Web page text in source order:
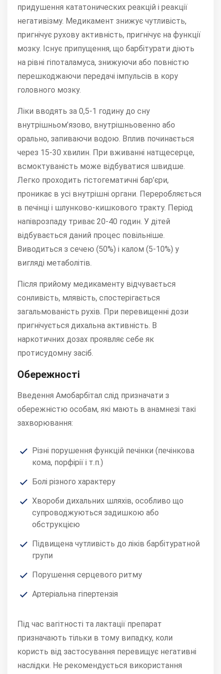
придушення кататонических реакцій і реакції
негативізму. Медикамент знижує чутливість,
пригнічує рухову активність, пригнічує на функції
мозку. Існує припущення, що барбітурати діють
на рівні гіпоталамуса, знижуючи або повністю
перешкоджаючи передачі імпульсів в кору
головного мозку.
Ліки вводять за 0,5-1 годину до сну
внутрішньом’язово, внутрішньовенно або
орально, запиваючи водою. Вплив починається
через 15-30 хвилин. При вживанні натщесерце,
всмоктуваність може відбуватися швидше.
Легко проходить гістогематичні бар’єри,
проникає в усі внутрішні органи. Переробляється
в печінці і шлунково-кишкового тракту. Період
напіврозпаду триває 20-40 годин. У дітей
відбувається даний процес повільніше.
Виводиться з сечею (50%) і калом (5-10%) у
вигляді метаболітів.
Після прийому медикаменту відчувається
сонливість, млявість, спостерігається
загальмованість рухів. При перевищенні дози
пригнічується дихальна активність. В
наркотичних дозах проявляє себе як
протисудомну засіб.
Обережності
Введення Амобарбітал слід призначати з
обережністю особам, які мають в анамнезі такі
захворювання:
Різні порушення функцій печінки (печінкова
кома, порфірії і т.п.)
Болі різного характеру
Хвороби дихальних шляхів, особливо що
супроводжуються задишкою або
обструкцією
Підвищена чутливість до ліків барбітуратной
групи
Порушення серцевого ритму
Артеріальна гіпертензія
Під час вагітності та лактації препарат
призначають тільки в тому випадку, коли
користь від застосування перевищує негативні
наслідки. Не рекомендується використання